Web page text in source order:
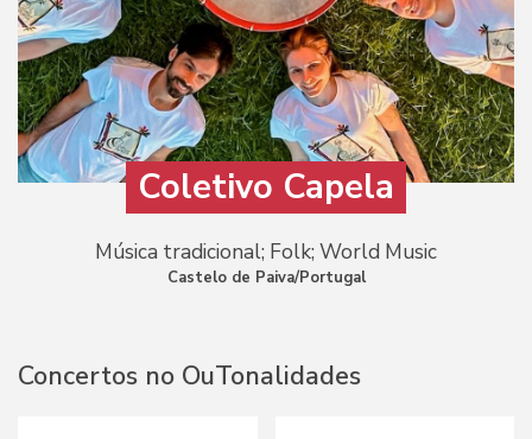
Coletivo Capela
Música tradicional; Folk; World Music
Castelo de Paiva/Portugal
Concertos no OuTonalidades